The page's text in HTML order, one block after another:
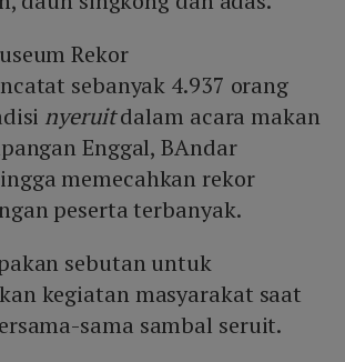
Rekor
sebanyak 4.937 orang
nyeruitdalam acara makan
Enggal, BAndar
memecahkan rekor
peserta terbanyak.
sebutan untuk
kegiatan masyarakat saat
sama sambal seruit.